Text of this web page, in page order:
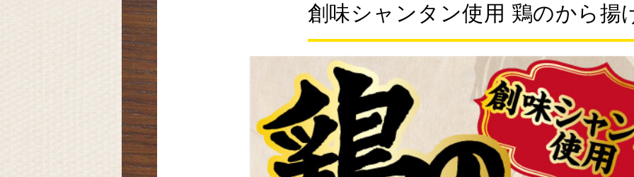
創味シャンタン使用 鶏のから揚